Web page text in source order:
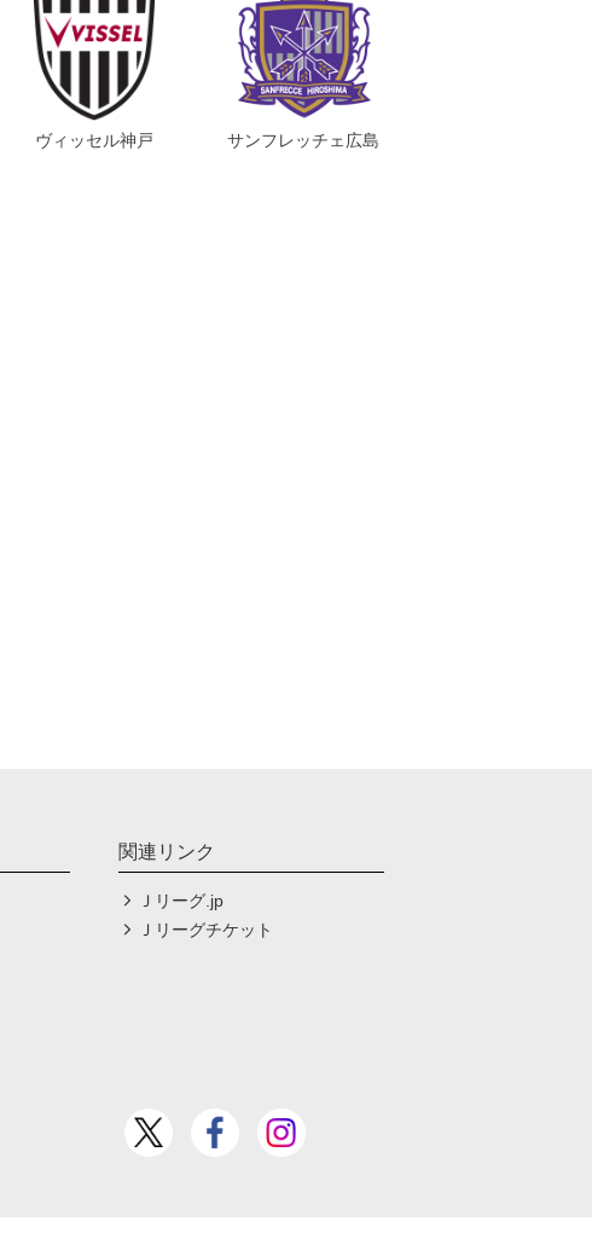
ヴィッセル神戸 サンフレッチェ広島
関連リンク
Ｊリーグ.jp
Ｊリーグチケット